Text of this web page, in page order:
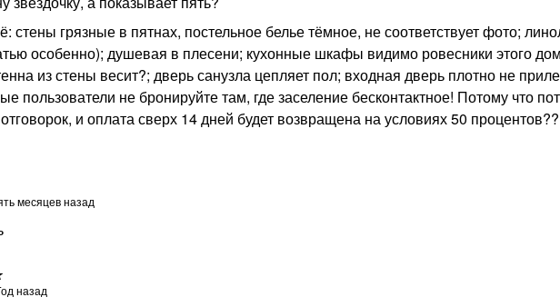
грязные в пятнах, постельное белье тёмное, не соответствует фото;
особенно); душевая в плесени; кухонные шкафы видимо ровесники этого
из стены весит?; дверь санузла цепляет пол; входная дверь плотно не
не бронируйте там, где заселение бесконтактное! Потому что
и оплата сверх 14 дней будет возвращена на условиях 50
месяцев назад
назад